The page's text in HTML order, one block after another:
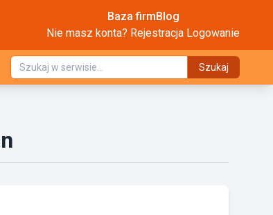
Baza firmBlog
Nie masz konta? Rejestracja Logowanie
Szukaj